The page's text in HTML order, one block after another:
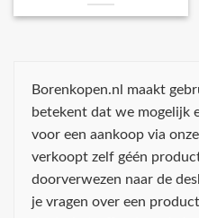
Borenkopen.nl maakt
betekent dat we mogelijk
voor een aankoop via
verkoopt zelf géén
doorverwezen naar de
je vragen over een